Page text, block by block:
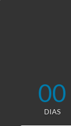
00
DIAS